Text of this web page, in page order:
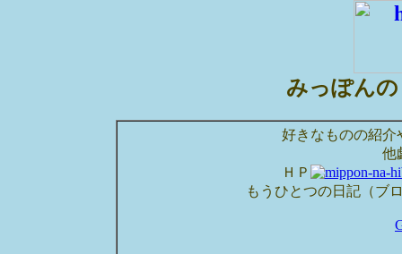
みっぽん
好きなものの紹介
他
ＨＰ
もうひとつの日記（ブ